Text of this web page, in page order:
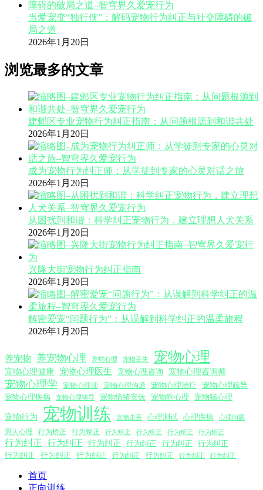
当爱宠变“独行侠”：解码宠物行为纠正与社交障碍的破
局之道
2026年1月20日
浏览最多的文章
建邺区专业宠物行为纠正指南：从问题根源到和谐共处
2026年1月20日
成为宠物行为纠正师：从学徒到专家的心灵对话之旅
2026年1月20日
从困扰到和谐：科学纠正宠物行为，建立理想人犬关系
2026年1月20日
兴隆大街宠物行为纠正指南
2026年1月20日
解密爱宠“问题行为”：从误解到科学纠正的温柔旅程
2026年1月20日
养宠物 养宠物心理 养蛇心理 宠物丢失 宠物心理
宠物心理健康 宠物心理医生 宠物心理咨询 宠物心理咨询师
宠物心理学 宠物心理师 宠物心理沟通 宠物心理治疗
宠物心理疏导
宠物心理疾病
宠物心理辅导 宠物情绪安抚 宠物狗心理 宠物猫心理
宠物行为 宠物训练 宠物走丢 心理测试 心理疾病 心理问题
男人心理 行为矫正 行为矫正 行为矫正 行为矫正 行为矫正 行为矫正
行为纠正 行为纠正 行为纠正 行为纠正 行为纠正
行为纠正
行为纠正
行为纠正 行为纠正 行为纠正 行为纠正 行为纠正 行为纠正
首页
正向训练